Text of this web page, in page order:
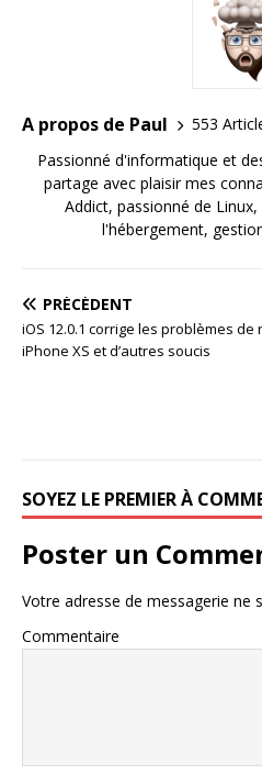
A propos de Paul
553
Passionné d'informatique et
partage avec plaisir mes
Addict, passionné de
l'hébergement,
PRÉCÉDENT
iOS 12.0.1 corrige les problèmes
iPhone XS et d’autres soucis
SOYEZ LE PREMIER À
Poster un
Votre adresse de messagerie ne
Commentaire